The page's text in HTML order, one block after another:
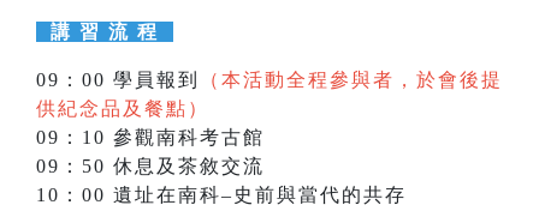
講 習 流 程
09：00 學員報到
（本活動全程參與者，於會後提
供紀念品及餐點）
09：10 參觀南科考古館
09：50 休息及茶敘交流
10：00 遺址在南科–史前與當代的共存